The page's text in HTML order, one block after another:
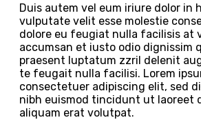
Duis autem vel eum iriure dolor in
vulputate velit esse molestie
dolore eu feugiat nulla facilisis at
accumsan et iusto odio dignissim
praesent luptatum zzril delenit
te feugait nulla facilisi. Lorem
consectetuer adipiscing elit, sed
nibh euismod tincidunt ut laoreet
aliquam erat volutpat.